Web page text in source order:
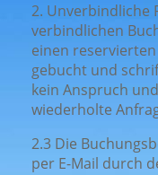
2. Unverbindliche
verbindlichen
einen
gebucht und
kein Anspruch
wiederholte
2.3 Die
per E-Mail durch